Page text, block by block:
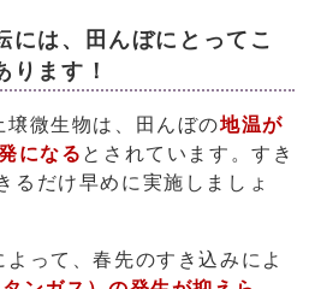
には、田んぼにとってこ
ります！
微生物は、田んぼの地温が
になる とされています。すき
るだけ早めに実施しましょ
って、春先のすき込みによ